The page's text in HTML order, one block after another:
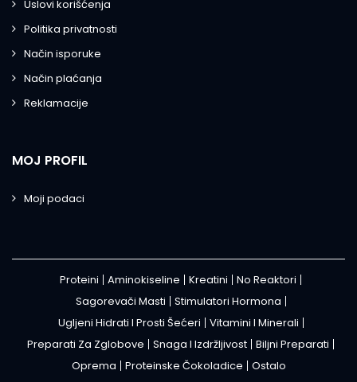
Uslovi korišćenja
Politika privatnosti
Način isporuke
Način plaćanja
Reklamacije
MOJ PROFIL
Moji podaci
Proteini Aminokiseline Kreatini
No Reaktori
Sagorevači Masti
Stimulatori Hormona
Ugljeni Hidrati I Prosti Šećeri
Vitamini I Minerali
Preparati Za Zglobove
Snaga I Izdržljivost Biljni Preparati
Oprema
Proteinske Čokoladice Ostalo